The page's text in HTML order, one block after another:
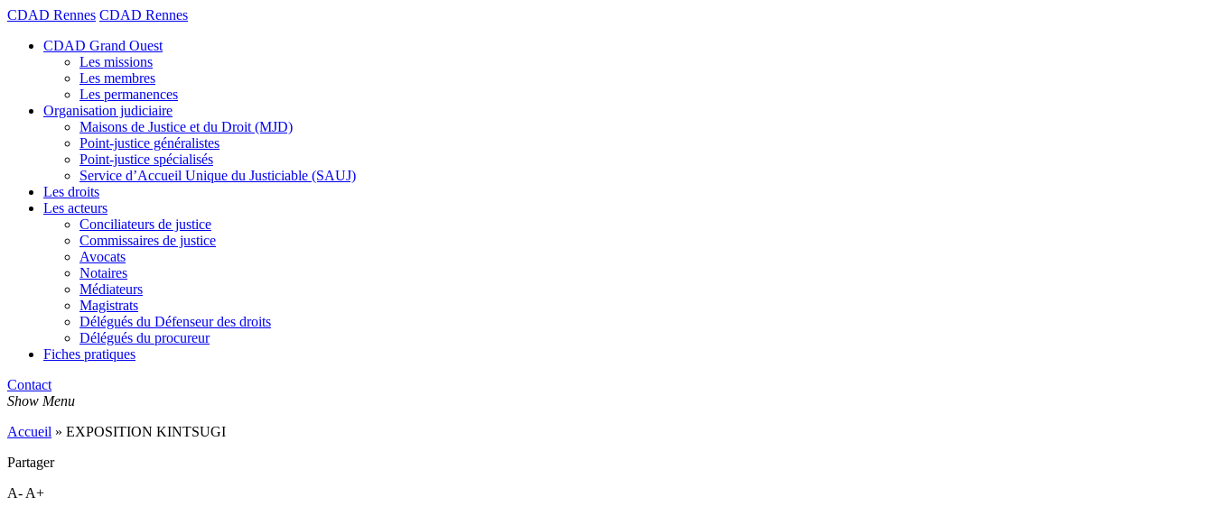
CDAD Rennes CDAD Rennes
CDAD Grand Ouest
Les missions
Les membres
Les permanences
Organisation judiciaire
Maisons de Justice et du Droit (MJD)
Point-justice généralistes
Point-justice spécialisés
Service d’Accueil Unique du Justiciable (SAUJ)
Les droits
Les acteurs
Conciliateurs de justice
Commissaires de justice
Avocats
Notaires
Médiateurs
Magistrats
Délégués du Défenseur des droits
Délégués du procureur
Fiches pratiques
Contact
Show Menu
Accueil » EXPOSITION KINTSUGI
Partager
A- A+